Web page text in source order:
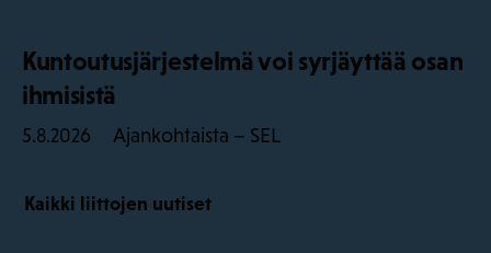
Kuntoutusjärjestelmä voi syrjäyttää osan
ihmisistä
5.8.2026 Ajankohtaista – SEL
Kaikki liittojen uutiset